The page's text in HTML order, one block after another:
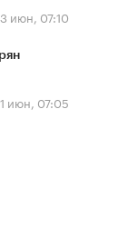
июн, 07:10
июн, 07:05